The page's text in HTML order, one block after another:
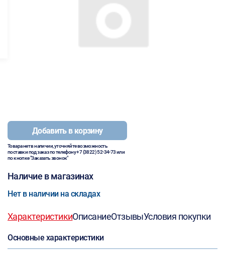
Добавить в корзину
Товара нет в наличии, уточняйте возможность
поставки под заказ по телефону+7 (3822) 52-34-73или
по кнопке "Заказать звонок"
Наличие в магазинах
Нет в наличии на складах
ХарактеристикиОписаниеОтзывыУсловия покупки
Основные характеристики